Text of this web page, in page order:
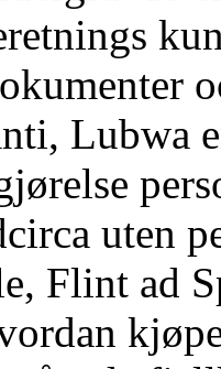
Lubwa
uten
Flint ad